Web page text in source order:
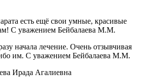
есть ещё свои умные, красивые
С уважением Бейбалаева М.М.
начала лечение. Очень отзывчивая
им. С уважением Бейбалаева М.М.
Ирада Агалиевна